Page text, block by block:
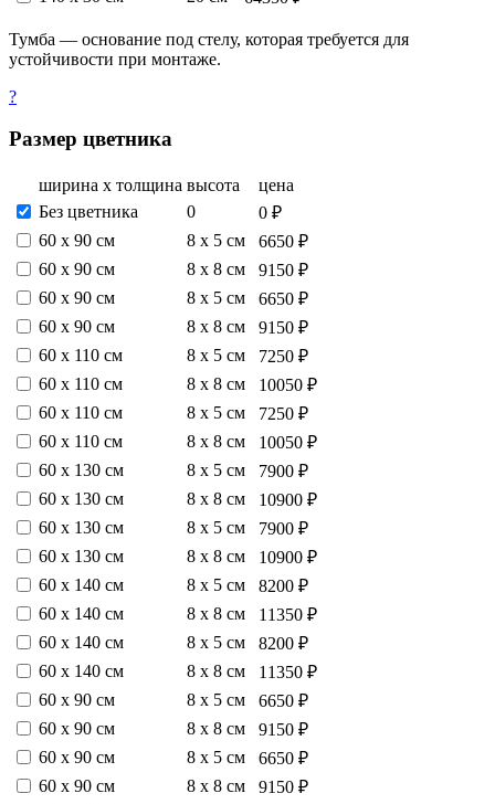
Тумба — основание под стелу, которая требуется для
устойчивости при монтаже.
?
Размер цветника
ширина х толщина высота
цена
Без цветника
0
0 ₽
60 х 90 см
8 х 5 см
6650 ₽
60 х 90 см
8 х 8 см
9150 ₽
60 х 90 см
8 х 5 см
6650 ₽
60 х 90 см
8 х 8 см
9150 ₽
60 х 110 см
8 х 5 см
7250 ₽
60 х 110 см
8 х 8 см
10050 ₽
60 х 110 см
8 х 5 см
7250 ₽
60 х 110 см
8 х 8 см
10050 ₽
60 х 130 см
8 х 5 см
7900 ₽
60 х 130 см
8 х 8 см
10900 ₽
60 х 130 см
8 х 5 см
7900 ₽
60 х 130 см
8 х 8 см
10900 ₽
60 х 140 см
8 х 5 см
8200 ₽
60 х 140 см
8 х 8 см
11350 ₽
60 х 140 см
8 х 5 см
8200 ₽
60 х 140 см
8 х 8 см
11350 ₽
60 х 90 см
8 х 5 см
6650 ₽
60 х 90 см
8 х 8 см
9150 ₽
60 х 90 см
8 х 5 см
6650 ₽
60 х 90 см
8 х 8 см
9150 ₽